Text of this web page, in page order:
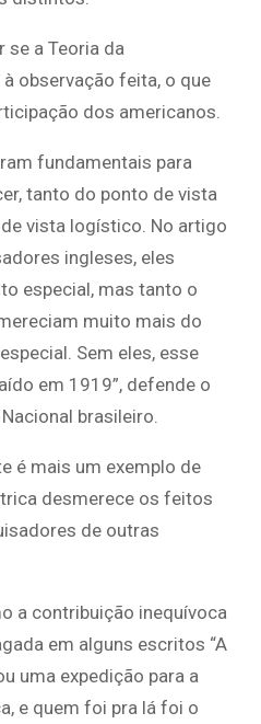
se a Teoria da
observação feita, o que
dos americanos.
fundamentais para
tanto do ponto de vista
vista logístico. No artigo
ingleses, eles
especial, mas tanto o
muito mais do
Sem eles, esse
em 1919”, defende o
brasileiro.
é mais um exemplo de
desmerece os feitos
de outras
a contribuição inequívoca
em alguns escritos “A
uma expedição para a
e quem foi pra lá foi o